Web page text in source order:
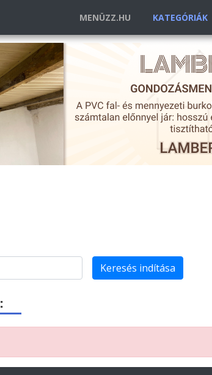
MENÜZZ.HU KATEGÓRIÁK
Keresés indítása